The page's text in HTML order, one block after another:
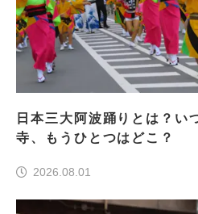
日本三大阿波踊りとは？い
寺、もうひとつはどこ？
2026.08.01